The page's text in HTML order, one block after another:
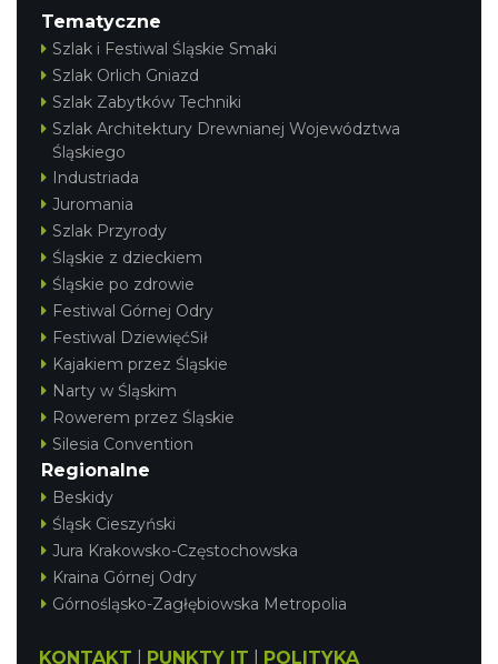
Tematyczne
Szlak i Festiwal Śląskie Smaki
Szlak Orlich Gniazd
Szlak Zabytków Techniki
Szlak Architektury Drewnianej Województwa
Śląskiego
Industriada
Juromania
Szlak Przyrody
Śląskie z dzieckiem
Śląskie po zdrowie
Festiwal Górnej Odry
Festiwal DziewięćSił
Kajakiem przez Śląskie
Narty w Śląskim
Rowerem przez Śląskie
Silesia Convention
Regionalne
Beskidy
Śląsk Cieszyński
Jura Krakowsko-Częstochowska
Kraina Górnej Odry
Górnośląsko-Zagłębiowska Metropolia
KONTAKT PUNKTY IT
POLITYKA